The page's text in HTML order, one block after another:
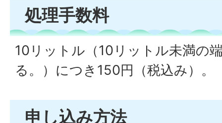
処理手数料
10リットル（10リットル未満の
る。）につき150円（税込み）。
申し込み方法